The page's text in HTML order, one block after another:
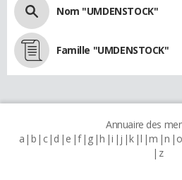
Nom "UMDENSTOCK"
Famille "UMDENSTOCK"
Annuaire des
a b c d e f g h i j k l m n o
z